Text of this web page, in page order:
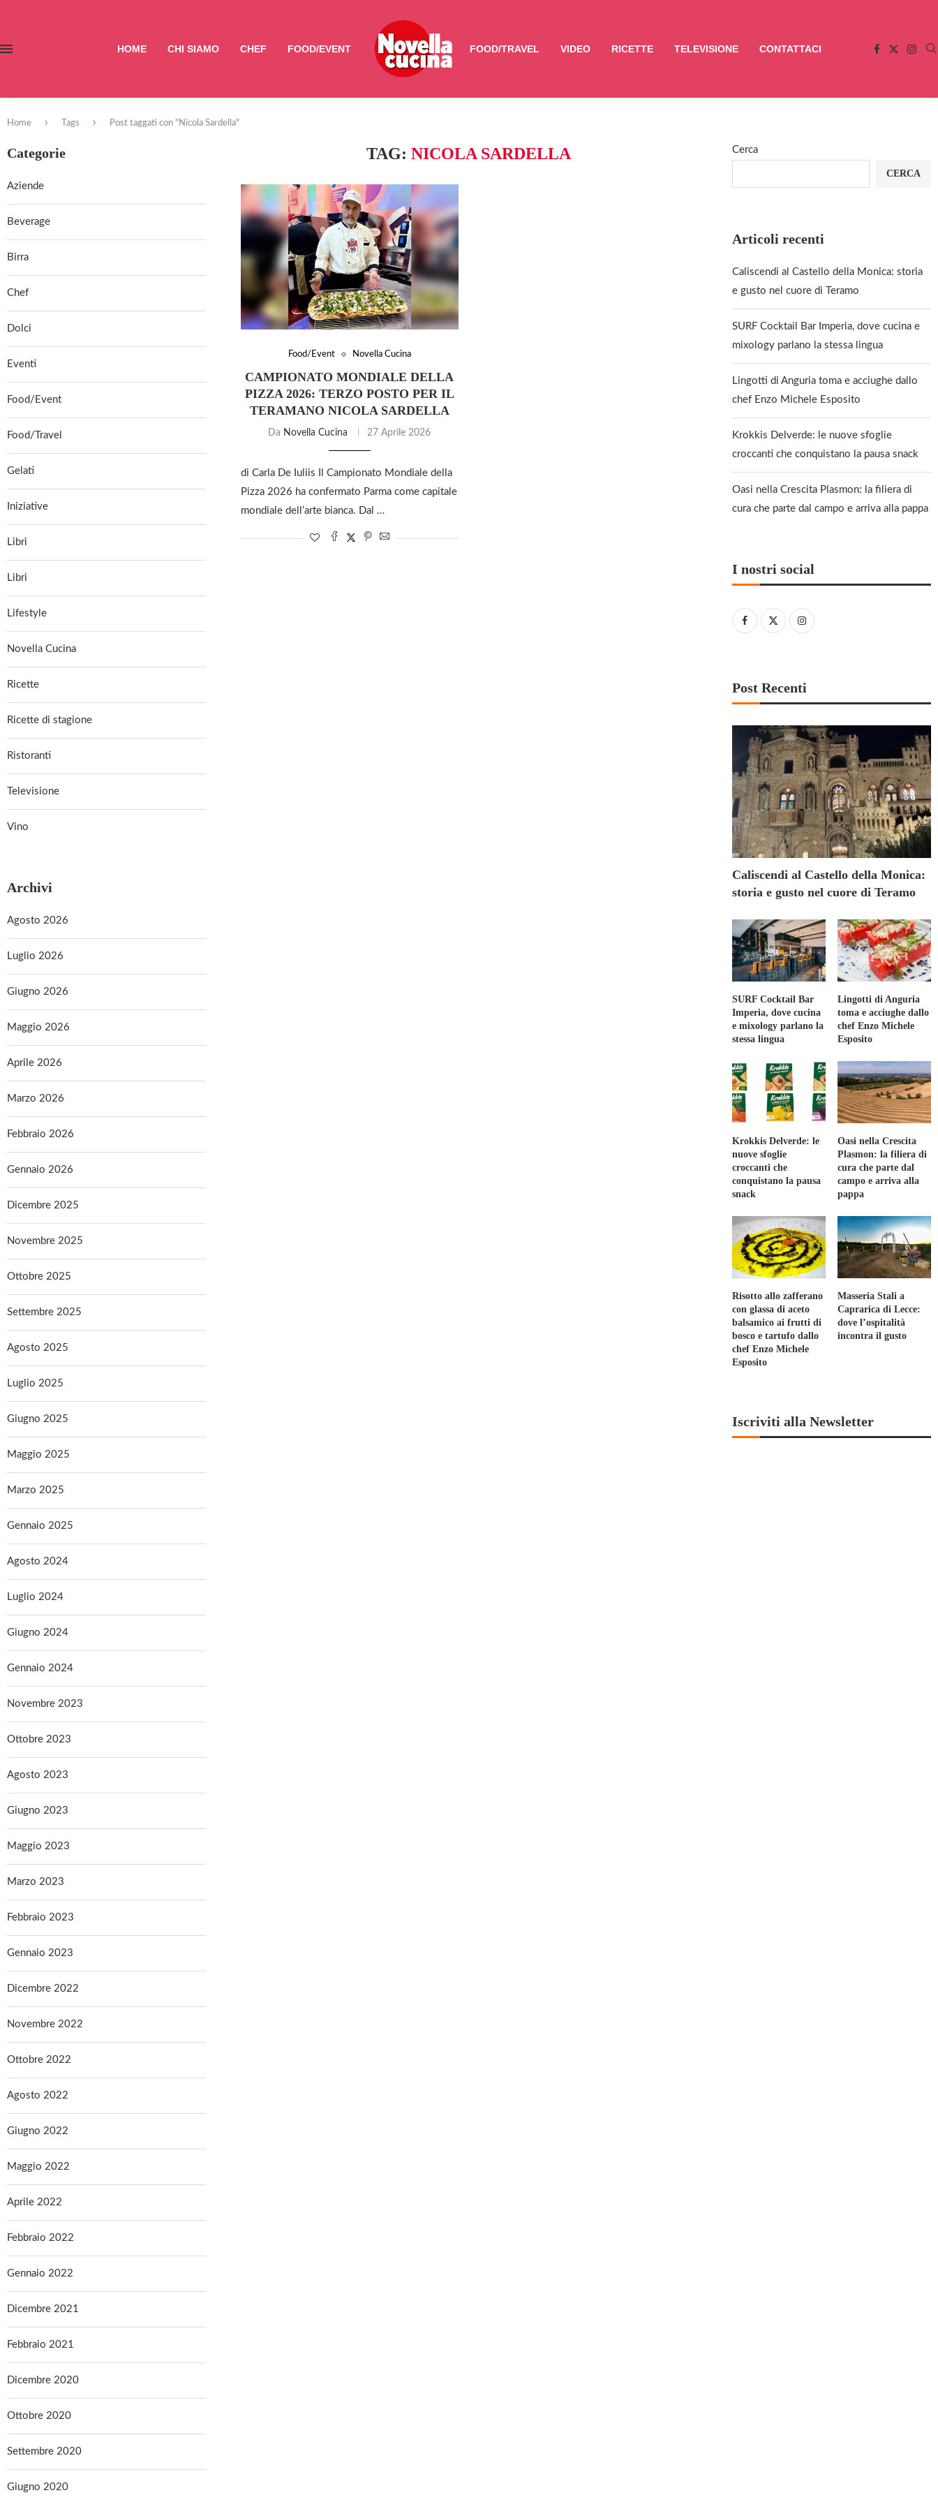
HOME CHI SIAMO CHEF FOOD/EVENT FOOD/TRAVEL VIDEO RICETTE TELEVISIONE CONTATTACI
Home Tags Post taggati con "Nicola Sardella"
TAG:NICOLA SARDELLA
Food/Event Novella Cucina
CAMPIONATO MONDIALE DELLA
PIZZA 2026: TERZO POSTO PER IL
TERAMANO NICOLA SARDELLA
Da Novella Cucina 27 Aprile 2026
di Carla De Iuliis Il Campionato Mondiale della
Pizza 2026 ha confermato Parma come capitale
mondiale dell’arte bianca. Dal …
Cerca
CERCA
Articoli recenti
Caliscendi al Castello della Monica: storia
e gusto nel cuore di Teramo
SURF Cocktail Bar Imperia, dove cucina e
mixology parlano la stessa lingua
Lingotti di Anguria toma e acciughe dallo
chef Enzo Michele Esposito
Krokkis Delverde: le nuove sfoglie
croccanti che conquistano la pausa snack
Oasi nella Crescita Plasmon: la filiera di
cura che parte dal campo e arriva alla pappa
I nostri social
Post Recenti
Caliscendi al Castello della Monica:
storia e gusto nel cuore di Teramo
SURF Cocktail Bar
Imperia, dove cucina
e mixology parlano la
stessa lingua
Lingotti di Anguria
toma e acciughe dallo
chef Enzo Michele
Esposito
Krokkis Delverde: le
nuove sfoglie
croccanti che
conquistano la pausa
snack
Oasi nella Crescita
Plasmon: la filiera di
cura che parte dal
campo e arriva alla
pappa
Risotto allo zafferano
con glassa di aceto
balsamico ai frutti di
bosco e tartufo dallo
chef Enzo Michele
Esposito
Masseria Stali a
Caprarica di Lecce:
dove l’ospitalità
incontra il gusto
Iscriviti alla Newsletter
Categorie
Aziende
Beverage
Birra
Chef
Dolci
Eventi
Food/Event
Food/Travel
Gelati
Iniziative
Libri
Libri
Lifestyle
Novella Cucina
Ricette
Ricette di stagione
Ristoranti
Televisione
Vino
Archivi
Agosto 2026
Luglio 2026
Giugno 2026
Maggio 2026
Aprile 2026
Marzo 2026
Febbraio 2026
Gennaio 2026
Dicembre 2025
Novembre 2025
Ottobre 2025
Settembre 2025
Agosto 2025
Luglio 2025
Giugno 2025
Maggio 2025
Marzo 2025
Gennaio 2025
Agosto 2024
Luglio 2024
Giugno 2024
Gennaio 2024
Novembre 2023
Ottobre 2023
Agosto 2023
Giugno 2023
Maggio 2023
Marzo 2023
Febbraio 2023
Gennaio 2023
Dicembre 2022
Novembre 2022
Ottobre 2022
Agosto 2022
Giugno 2022
Maggio 2022
Aprile 2022
Febbraio 2022
Gennaio 2022
Dicembre 2021
Febbraio 2021
Dicembre 2020
Ottobre 2020
Settembre 2020
Giugno 2020